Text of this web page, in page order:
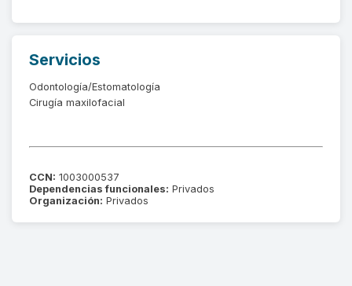
Servicios
Odontología/Estomatología
Cirugía maxilofacial
CCN: 1003000537
Dependencias funcionales: Privados
Organización: Privados